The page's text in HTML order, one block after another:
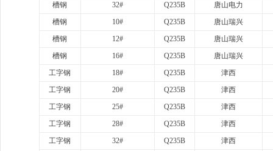
槽钢
32# Q235B
唐山电力
槽钢
10# Q235B
唐山瑞兴
槽钢
12# Q235B
唐山瑞兴
槽钢
16# Q235B
唐山瑞兴
工字钢
18# Q235B
津西
工字钢
20# Q235B
津西
工字钢
25# Q235B
津西
工字钢
28# Q235B
津西
工字钢
32# Q235B
津西